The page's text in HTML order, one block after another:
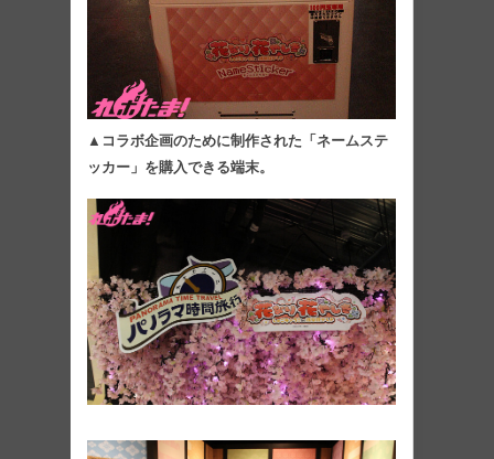
▲コラボ企画のために制作された「ネームステ
ッカー」を購入できる端末。